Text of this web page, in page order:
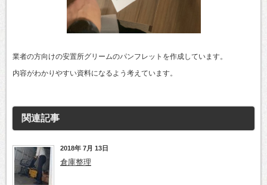
業者の方向けの安置所グリームのパンフレットを作成しています。
内容がわかりやすい資料になるよう考えています。
関連記事
2018年 7月 13日
倉庫整理